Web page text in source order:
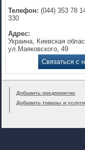
Телефон: (044) 353 78
330
Адрес:
Украина, Киевская
ул.Маяковского, 49
Связаться с
Добавить предприятие
Добавить товары и услуги